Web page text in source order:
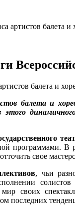
артистов балета и
балета и
программами. В
свое
, чьи
солистов
своих
последних